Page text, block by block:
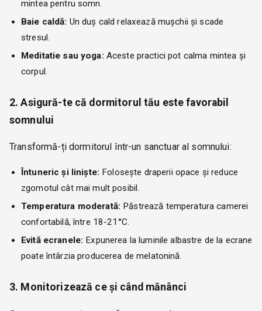
mintea pentru somn.
Baie caldă: Un duș cald relaxează mușchii și scade
stresul.
Meditatie sau yoga: Aceste practici pot calma mintea și
corpul.
2. Asigură-te că dormitorul tău este favorabil
somnului
Transformă-ți dormitorul într-un sanctuar al somnului:
Întuneric și liniște: Folosește draperii opace și reduce
zgomotul cât mai mult posibil.
Temperatura moderată: Păstrează temperatura camerei
confortabilă, între 18-21°C.
Evită ecranele: Expunerea la luminile albastre de la ecrane
poate întârzia producerea de melatonină.
3. Monitorizează ce și când mănânci